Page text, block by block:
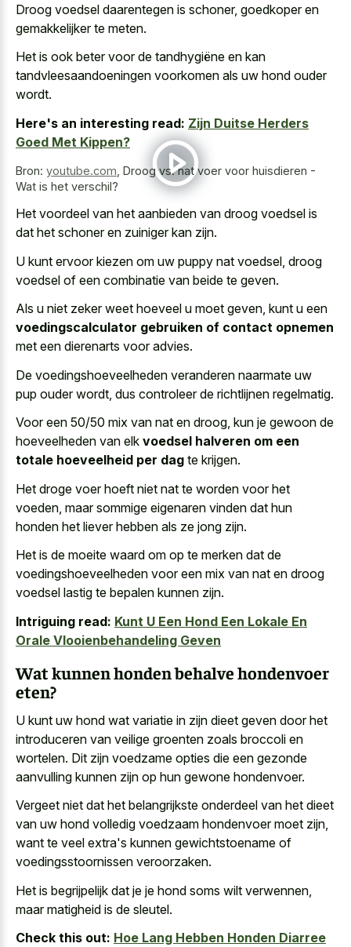
Droog voedsel daarentegen is schoner, goedkoper en
gemakkelijker te meten.
Het is ook beter voor de tandhygiëne en kan
tandvleesaandoeningen voorkomen als uw hond ouder
wordt.
Here's an interesting read: Zijn Duitse Herders
Goed Met Kippen?
Bron: youtube.com Droog vs. nat voer voor huisdieren -
Wat is het verschil?
Het voordeel van het aanbieden van droog voedsel is
dat het schoner en zuiniger kan zijn.
U kunt ervoor kiezen om uw puppy nat voedsel, droog
voedsel of een combinatie van beide te geven.
Als u niet zeker weet hoeveel u moet geven, kunt u een
voedingscalculator gebruiken of contact opnemen
met een dierenarts voor advies.
De voedingshoeveelheden veranderen naarmate uw
pup ouder wordt, dus controleer de richtlijnen regelmatig.
Voor een 50/50 mix van nat en droog, kun je gewoon de
hoeveelheden van elk voedsel halveren om een
totale hoeveelheid per dag te krijgen.
Het droge voer hoeft niet nat te worden voor het
voeden, maar sommige eigenaren vinden dat hun
honden het liever hebben als ze jong zijn.
Het is de moeite waard om op te merken dat de
voedingshoeveelheden voor een mix van nat en droog
voedsel lastig te bepalen kunnen zijn.
Intriguing read: Kunt U Een Hond Een Lokale En
Orale Vlooienbehandeling Geven
Wat kunnen honden behalve hondenvoer
eten?
U kunt uw hond wat variatie in zijn dieet geven door het
introduceren van veilige groenten zoals broccoli en
wortelen. Dit zijn voedzame opties die een gezonde
aanvulling kunnen zijn op hun gewone hondenvoer.
Vergeet niet dat het belangrijkste onderdeel van het dieet
van uw hond volledig voedzaam hondenvoer moet zijn,
want te veel extra's kunnen gewichtstoename of
voedingsstoornissen veroorzaken.
Het is begrijpelijk dat je je hond soms wilt verwennen,
maar matigheid is de sleutel.
Check this out: Hoe Lang Hebben Honden Diarree